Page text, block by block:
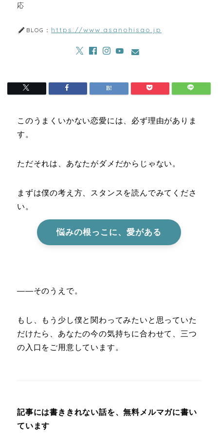
応
BLOG： https://www.asanohisao.jp
このうまくいかない恋愛には、必ず理由がありま
す。
ただそれは、あなたがダメだからじゃない。
まずは僕の考え方、スタンスを読んでみてくださ
い。
悩みの根っこに、愛がある
――そのうえで。
もし、もう少し僕と関わってみたいと思っていた
だけたら、あなたの今の気持ちに合わせて、三つ
の入口をご用意しています。
記事には書ききれない話を、無料メルマガに書い
ています